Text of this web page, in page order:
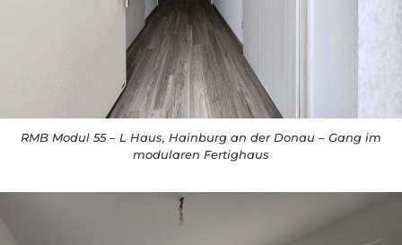
RMB Modul 55 – L Haus, Hainburg an der Donau – Gang im
modularen Fertighaus